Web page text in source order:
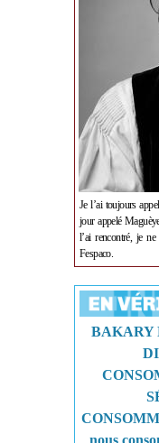
Je l’ai toujours
jour appelé
l’ai rencontré, je
Fespaco.
BAKARY